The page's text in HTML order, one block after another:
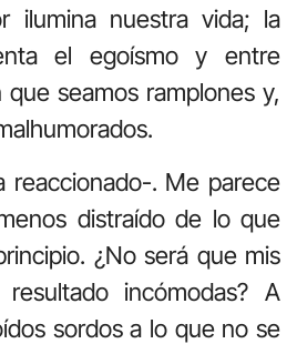
ilumina nuestra vida; la
el egoísmo y entre
seamos ramplones y,
reaccionado-. Me parece
distraído de lo que
¿No será que mis
incómodas? A
sordos a lo que no se